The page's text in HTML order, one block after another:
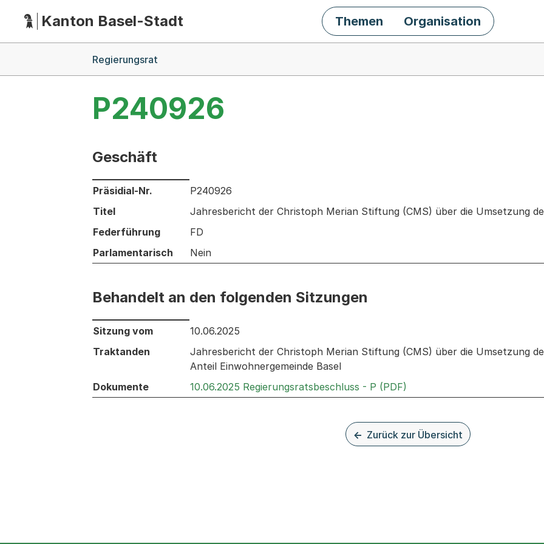
HauptnavigationKanton Basel-Stadt Themen Organisation
Regierungsrat
P240926
Geschäft
Informationen zum Ausgewählten Geschäft
Präsidial-Nr.
P240926
Titel
Jahresbericht der Christoph Merian Stiftung (CMS) über die Umsetzung
Federführung
FD
Parlamentarisch
Nein
Behandelt an den folgenden Sitzungen
Behandelt an den folgenden Sitzungen: Informationen zu den Sitzungen zum Geschäft
Sitzung vom
10.06.2025
Traktanden
Jahresbericht der Christoph Merian Stiftung (CMS) über die Umsetzung
Anteil Einwohnergemeinde Basel
Dokumente
10.06.2025 Regierungsratsbeschluss - P (PDF)
Zurück zur Übersicht